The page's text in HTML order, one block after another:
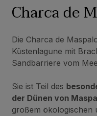
Charca de
Die Charca de
Küstenlagune mit
Sandbarriere vom
Sie ist Teil des
der Dünen von
großem ökologischen